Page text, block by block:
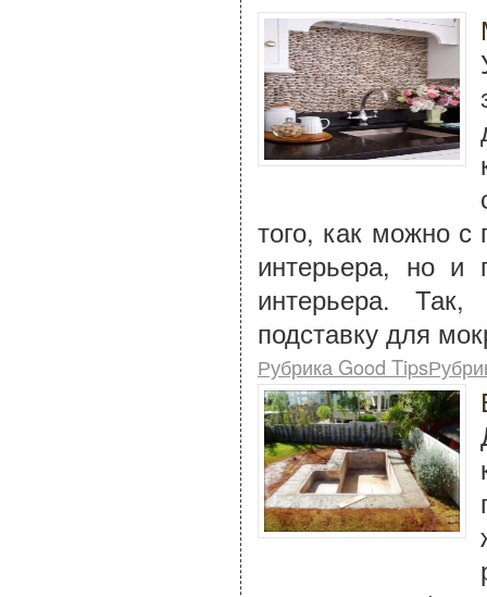
того, как можно
интерьера, но и
интерьера.
подставку для
Рубрика Good